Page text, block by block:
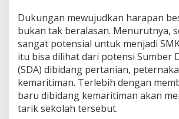
l
a
y
a
h
T
m
u
r
Dukungan mewujudkan harapan
bukan tak beralasan. Menurutnya,
sangat potensial untuk menjadi
itu bisa dilihat dari potensi Sumber
(SDA) dibidang pertanian,
kemaritiman. Terlebih dengan
baru dibidang kemaritiman akan
tarik sekolah tersebut.